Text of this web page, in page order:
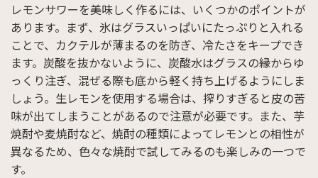
レモンサワーを美味しく作るには、いくつかのポイントが
あります。まず、氷はグラスいっぱいにたっぷりと入れる
ことで、カクテルが薄まるのを防ぎ、冷たさをキープでき
ます。炭酸を抜かないように、炭酸水はグラスの縁からゆ
っくり注ぎ、混ぜる際も底から軽く持ち上げるようにしま
しょう。生レモンを使用する場合は、搾りすぎると皮の苦
味が出てしまうことがあるので注意が必要です。また、芋
焼酎や麦焼酎など、焼酎の種類によってレモンとの相性が
異なるため、色々な焼酎で試してみるのも楽しみの一つで
す。